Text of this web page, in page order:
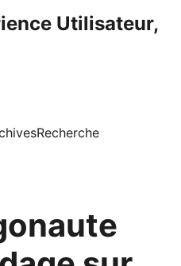
Utilisateur,
Recherche